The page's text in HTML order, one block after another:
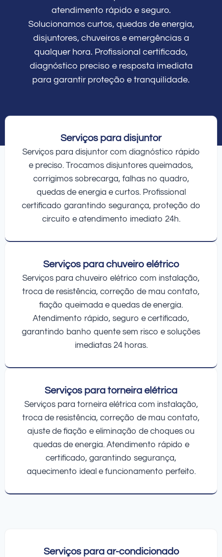
atendimento rápido e seguro.
Solucionamos curtos, quedas de energia,
disjuntores, chuveiros e emergências a
qualquer hora. Profissional certificado,
diagnóstico preciso e resposta imediata
para garantir proteção e tranquilidade.
Serviços para disjuntor
Serviços para disjuntor com diagnóstico rápido
e preciso. Trocamos disjuntores queimados,
corrigimos sobrecarga, falhas no quadro,
quedas de energia e curtos. Profissional
certificado garantindo segurança, proteção do
circuito e atendimento imediato 24h.
Serviços para chuveiro elétrico
Serviços para chuveiro elétrico com instalação,
troca de resistência, correção de mau contato,
fiação queimada e quedas de energia.
Atendimento rápido, seguro e certificado,
garantindo banho quente sem risco e soluções
imediatas 24 horas.
Serviços para torneira elétrica
Serviços para torneira elétrica com instalação,
troca de resistência, correção de mau contato,
ajuste de fiação e eliminação de choques ou
quedas de energia. Atendimento rápido e
certificado, garantindo segurança,
aquecimento ideal e funcionamento perfeito.
Serviços para ar-condicionado